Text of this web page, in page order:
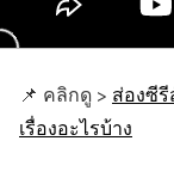
📌 คลิกดู > ส่องซีรี
เรื่องอะไรบ้าง